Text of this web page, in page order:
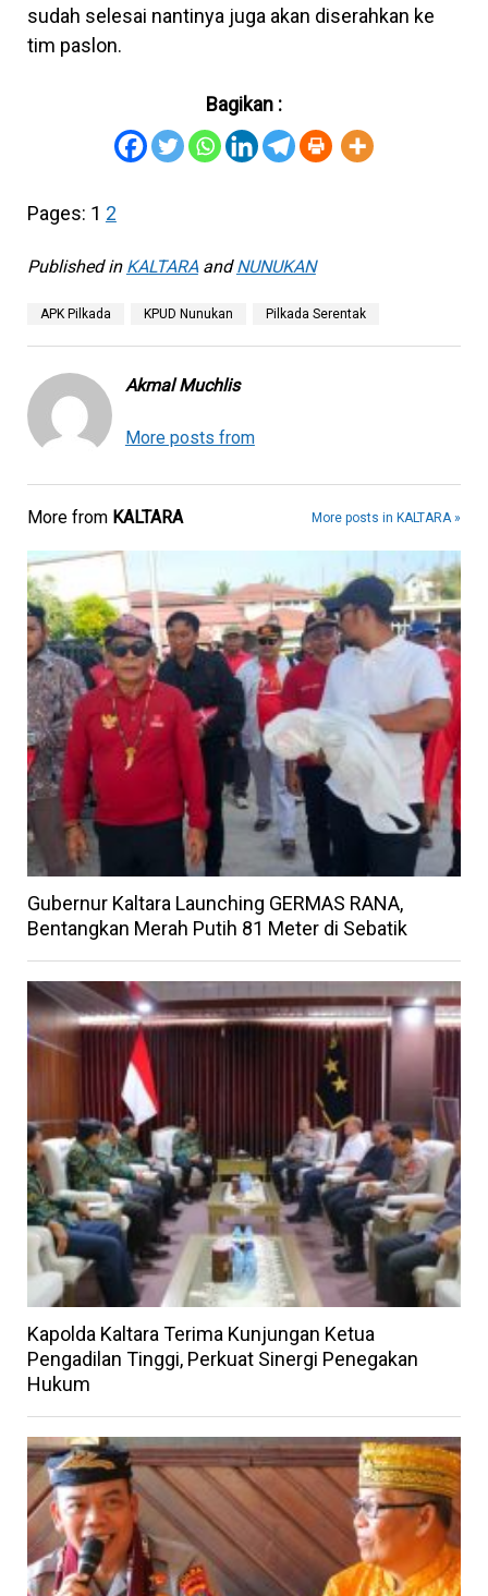
sudah selesai nantinya juga akan diserahkan ke
tim paslon.
Bagikan :
Pages: 1 2
Published in KALTARAandNUNUKAN
APK Pilkada KPUD Nunukan Pilkada Serentak
Akmal Muchlis
More posts from
More from KALTARA More posts in KALTARA »
Gubernur Kaltara Launching GERMAS RANA,
Bentangkan Merah Putih 81 Meter di Sebatik
Kapolda Kaltara Terima Kunjungan Ketua
Pengadilan Tinggi, Perkuat Sinergi Penegakan
Hukum